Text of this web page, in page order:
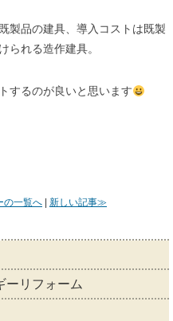
製品の建具、導入コストは既製
られる造作建具。
するのが良いと思います
の一覧へ 新しい記事≫
ーリフォーム